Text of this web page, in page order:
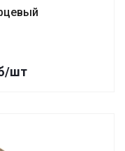
/шт